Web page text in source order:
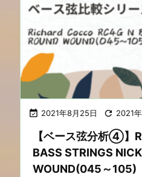
 2021年8月25日  2021
【ベース弦分析④】
BASS STRINGS
WOUND(045～105)